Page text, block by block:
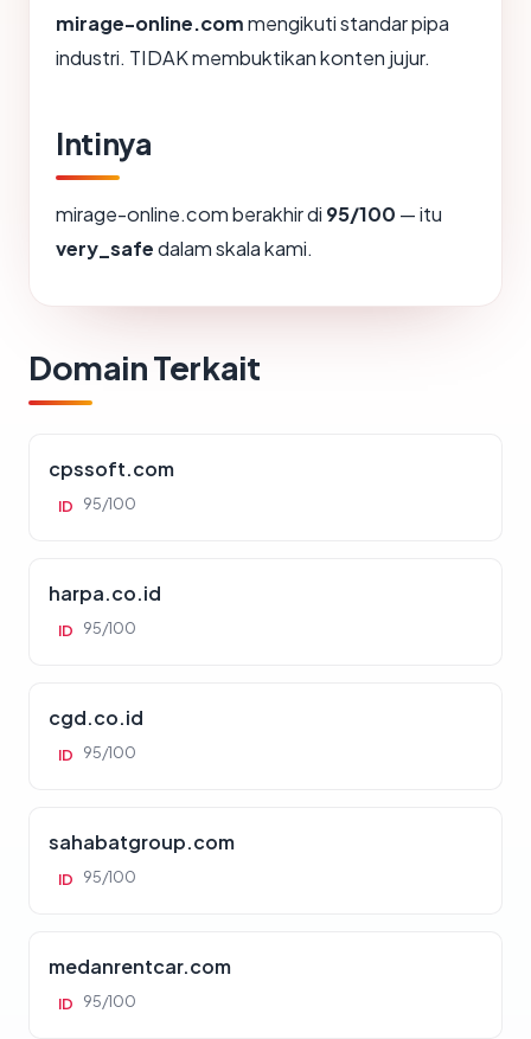
mirage-online.commengikuti standar pipa
industri. TIDAK membuktikan konten jujur.
Intinya
mirage-online.com berakhir di 95/100 — itu
very_safedalam skala kami.
Domain Terkait
cpssoft.com
ID 95/100
harpa.co.id
ID 95/100
cgd.co.id
ID 95/100
sahabatgroup.com
ID 95/100
medanrentcar.com
ID 95/100